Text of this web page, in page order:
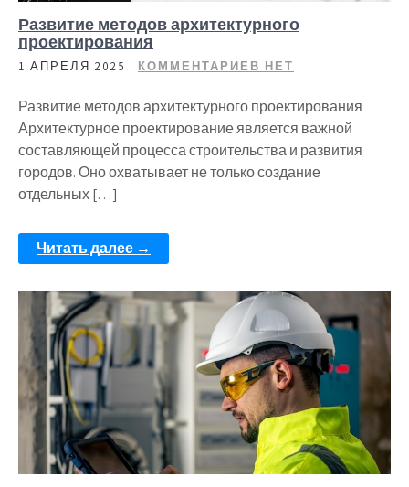
Развитие методов архитектурного
проектирования
1 АПРЕЛЯ 2025 КОММЕНТАРИЕВ НЕТ
Развитие методов архитектурного проектирования
Архитектурное проектирование является важной
составляющей процесса строительства и развития
городов. Оно охватывает не только создание
отдельных […]
Читать далее →